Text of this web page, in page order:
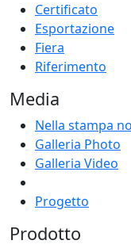
Certificato
Esportazione
Fiera
Riferimento
Media
Nella stampa
Galleria Photo
Galleria Video
Progetto
Prodotto